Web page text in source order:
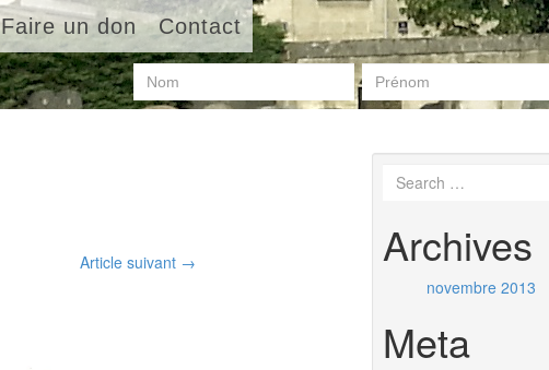
Faire un don Contact
Article suivant → Archives
novembre 2013
Meta